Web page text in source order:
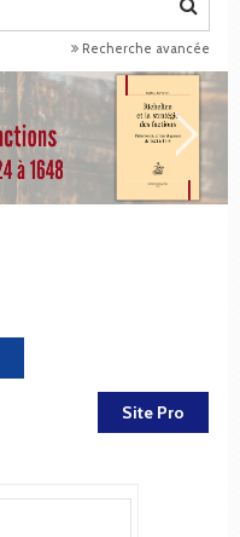
Recherche avancée
Site Pro